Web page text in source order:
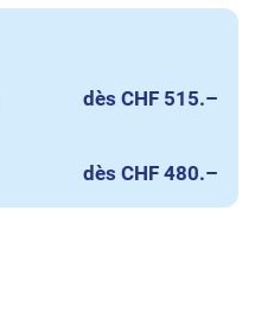
dès CHF 515.–
dès CHF 480.–